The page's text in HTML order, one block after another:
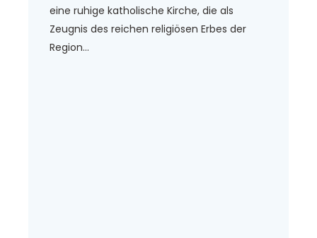
eine ruhige katholische Kirche, die als
Zeugnis des reichen religiösen Erbes der
Region...